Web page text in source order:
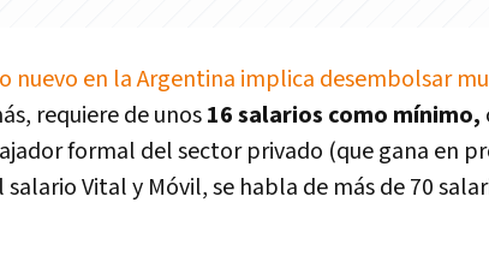
nuevo en la Argentina implica desembolsar
requiere de unos16 salarios como mínimo,
formal del sector privado (que gana en
Vital y Móvil, se habla de más de 70